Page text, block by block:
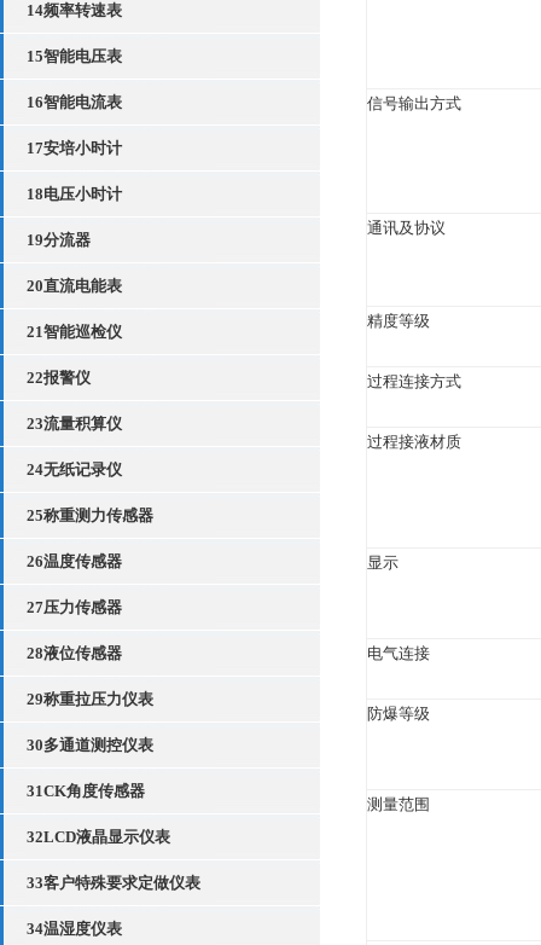
14频率转速表
15智能电压表
16智能电流表
17安培小时计
18电压小时计
19分流器
20直流电能表
21智能巡检仪
22报警仪
23流量积算仪
24无纸记录仪
25称重测力传感器
26温度传感器
27压力传感器
28液位传感器
29称重拉压力仪表
30多通道测控仪表
31CK角度传感器
32LCD液晶显示仪表
33客户特殊要求定做仪表
34温湿度仪表
信号输出方式
通讯及协议
精度等级
过程连接方式
过程接液材质
显示
电气连接
防爆等级
测量范围